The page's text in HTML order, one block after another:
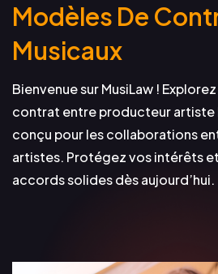
Modèles De
Musicaux
Bienvenue sur MusiLaw !
contrat entre producteur artiste
conçu pour les collaborations
artistes. Protégez vos intérêts
accords solides dès aujourd’hui.